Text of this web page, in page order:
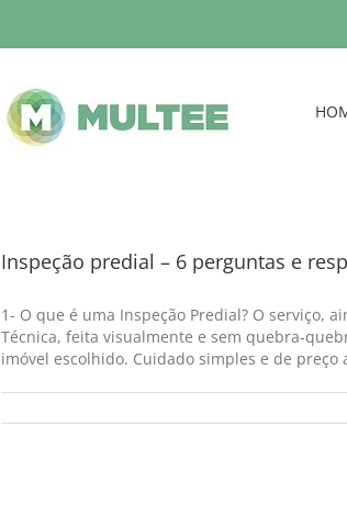
Inspeção predial – 6 perguntas e
1- O que é uma Inspeção Predial? O serviço,
Técnica, feita visualmente e sem quebra-
imóvel escolhido. Cuidado simples e de preço